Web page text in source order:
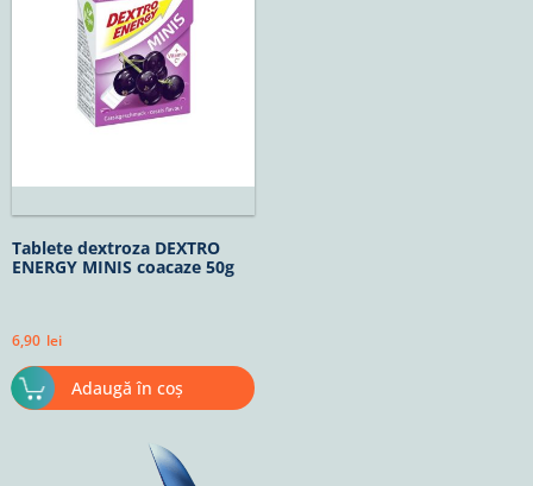
Tablete dextroza DEXTRO
ENERGY MINIS coacaze 50g
6,90 lei
Adaugă în coș